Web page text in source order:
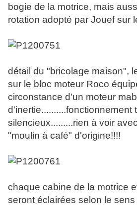
bogie de la motrice, mais
rotation adopté par Jouef sur
détail du "bricolage maison",
sur le bloc moteur Roco
circonstance d'un moteur
d'inertie..........fonctionnement
silencieux.........rien à voir
"moulin à café" d'origine!!!!
chaque cabine de la motrice
seront éclairées selon le